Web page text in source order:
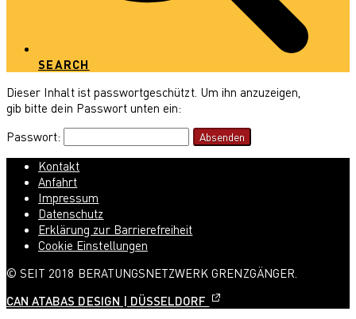
SEARCH
Dieser Inhalt ist passwortgeschützt. Um ihn anzuzeigen,
gib bitte dein Passwort unten ein:
Passwort:
Kontakt
Anfahrt
Impressum
Datenschutz
Erklärung zur Barrierefreiheit
Cookie Einstellungen
© SEIT 2018 BERATUNGSNETZWERK GRENZGÄNGER.
CAN ATABAS DESIGN | DÜSSELDORF